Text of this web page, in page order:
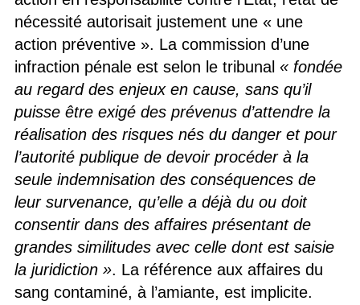
nécessité autorisait justement une « une
action préventive ». La commission d’une
infraction pénale est selon le tribunal « fondée
au regard des enjeux en cause, sans qu’il
puisse être exigé des prévenus d’attendre la
réalisation des risques nés du danger et pour
l’autorité publique de devoir procéder à la
seule indemnisation des conséquences de
leur survenance, qu’elle a déjà du ou doit
consentir dans des affaires présentant de
grandes similitudes avec celle dont est saisie
la juridiction ». La référence aux affaires du
sang contaminé, à l’amiante, est implicite.